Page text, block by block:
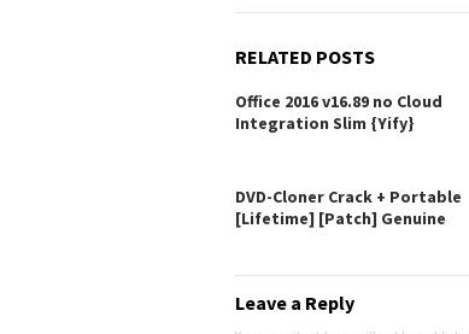
RELATED POSTS
Office 2016 v16.89 no Cloud
Integration Slim {Yify}
DVD-Cloner Crack + Portable
[Lifetime] [Patch] Genuine
Leave a Reply